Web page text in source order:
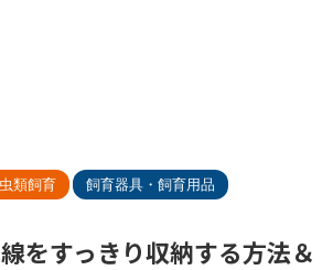
類飼育 飼育器具・飼育用品
をすっきり収納する方法＆